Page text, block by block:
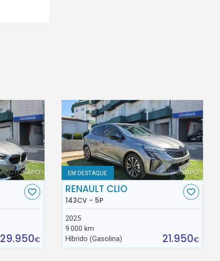
29.950€
EM DESTAQUE
RENAULT CLIO
143CV - 5P
2025
9.000 km
Híbrido (Gasolina)
21.950€